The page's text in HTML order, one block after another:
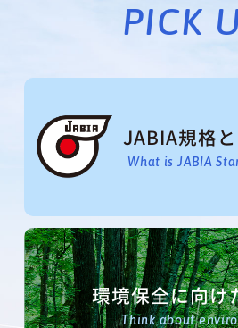
PICK
JABIA規格
What is JABIA
環境保全に向け
Think about